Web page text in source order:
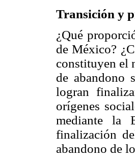
Transición y
¿Qué
de México?
constituyen el
de abandono
logran
orígenes
mediante la
finalización
abandono de